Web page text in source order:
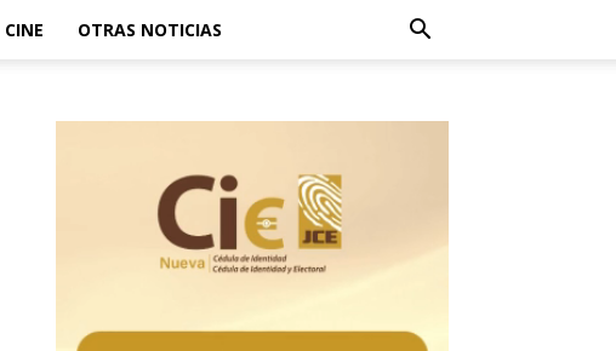
CINE OTRAS NOTICIAS